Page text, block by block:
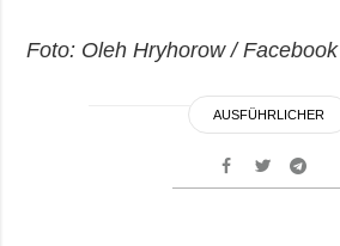
Foto: Oleh Hryhorow / Facebook
AUSFÜHRLICHER